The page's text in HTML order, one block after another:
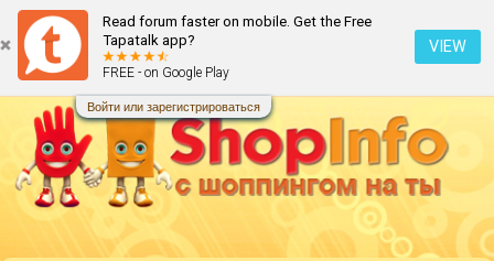
Read forum faster on mobile. Get the Free
Tapatalk app?
FREE - on Google Play
VIEW
Войти или зарегистрироваться